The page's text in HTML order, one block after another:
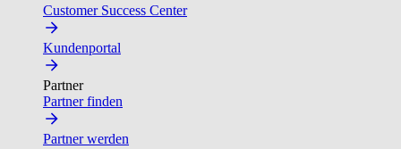
Customer Success Center
Kundenportal
Partner
Partner finden
Partner werden